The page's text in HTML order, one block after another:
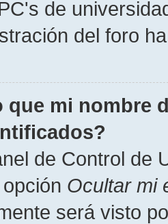
de
del foro
que mi nombre
de Control de
Ocultar mi
será visto